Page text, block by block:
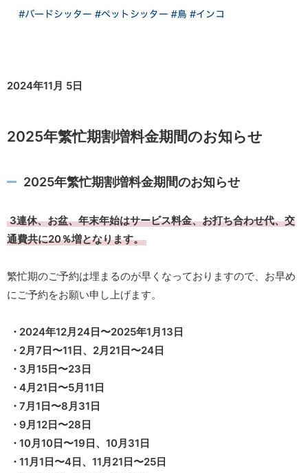
2024年11月 5日
2025年繁忙期割増料金期間のお知らせ
2025年繁忙期割増料金期間のお知らせ
3連休、お盆、年末年始はサービス料金、お打ち合わせ代、交
通費共に20％増となります。
繁忙期のご予約は埋まるのが早くなっておりますので、お早め
にご予約をお願い申し上げます。
2024年12月24日〜2025年1月13日
2月7日〜11日、2月21日〜24日
3月15日〜23日
4月21日〜5月11日
7月1日〜8月31日
9月12日〜28日
10月10日〜19日、10月31日
11月1日〜4日、11月21日〜25日